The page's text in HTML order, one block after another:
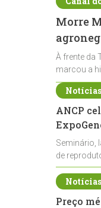
Morre
À frente da
marcou a
ANCP
Seminário,
de
durante a
Preço